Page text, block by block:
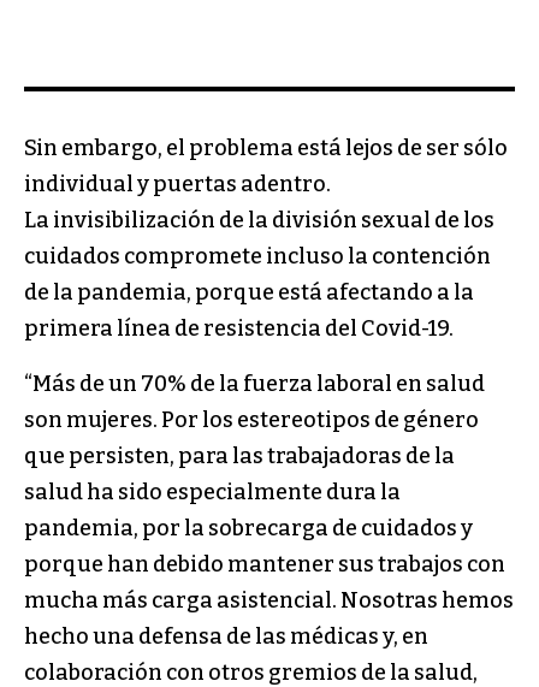
Sin embargo, el problema está lejos de ser sólo
individual y puertas adentro.
La invisibilización de la división sexual de los
cuidados compromete incluso la contención
de la pandemia, porque está afectando a la
primera línea de resistencia del Covid-19.
“Más de un 70% de la fuerza laboral en salud
son mujeres. Por los estereotipos de género
que persisten, para las trabajadoras de la
salud ha sido especialmente dura la
pandemia, por la sobrecarga de cuidados y
porque han debido mantener sus trabajos con
mucha más carga asistencial. Nosotras hemos
hecho una defensa de las médicas y, en
colaboración con otros gremios de la salud,